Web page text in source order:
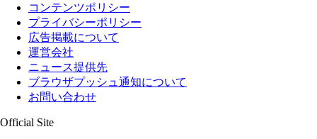
コンテンツポリシー
プライバシーポリシー
広告掲載について
運営会社
ニュース提供先
ブラウザプッシュ通知について
お問い合わせ
Official Site